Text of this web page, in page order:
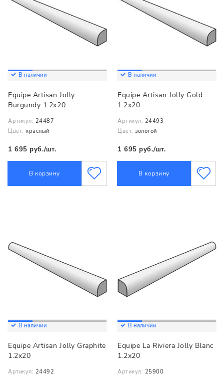
В наличии
Equipe Artisan Jolly
Burgundy 1.2x20
Артикул: 24487
Цвет: красный
1 695 руб./шт.
В корзину
В наличии
Equipe Artisan Jolly Gold
1.2x20
Артикул: 24493
Цвет: золотой
1 695 руб./шт.
В корзину
В наличии
Equipe Artisan Jolly Graphite
1.2x20
Артикул: 24492
В наличии
Equipe La Riviera Jolly Blanc
1.2x20
Артикул: 25900